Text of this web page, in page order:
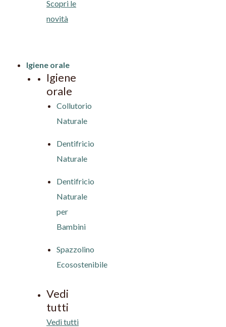
Scopri le
novità
Igiene orale
Igiene
orale
Collutorio
Naturale
Dentifricio
Naturale
Dentifricio
Naturale
per
Bambini
Spazzolino
Ecosostenibile
Vedi
tutti
Vedi tutti